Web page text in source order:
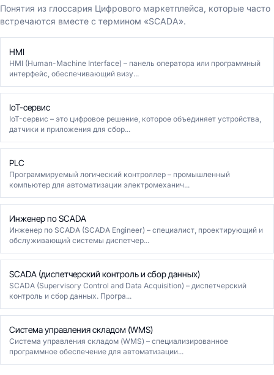
Понятия из глоссария Цифрового маркетплейса, которые часто
встречаются вместе с термином «SCADA».
HMI
HMI (Human-Machine Interface) – панель оператора или программный
интерфейс, обеспечивающий визу...
IoT-сервис
IoT-сервис – это цифровое решение, которое объединяет устройства,
датчики и приложения для сбор...
PLC
Программируемый логический контроллер – промышленный
компьютер для автоматизации электромеханич...
Инженер по SCADA
Инженер по SCADA (SCADA Engineer) – специалист, проектирующий и
обслуживающий системы диспетчер...
SCADA (диспетчерский контроль и сбор данных)
SCADA (Supervisory Control and Data Acquisition) – диспетчерский
контроль и сбор данных. Програ...
Система управления складом (WMS)
Система управления складом (WMS) – специализированное
программное обеспечение для автоматизации...